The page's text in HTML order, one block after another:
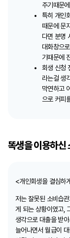
주기때문
특히 개인
때문에 문
다면 분명
대화창으
기때문에
회생 신청
라는걸 생
막연하고
으로 커피
똑생을 이용하신
<개인회생을 결심하
저는 잘못된 소비습
게 되는 상황이였고,
생각으로 대출을 받
늘어나면서 월급이